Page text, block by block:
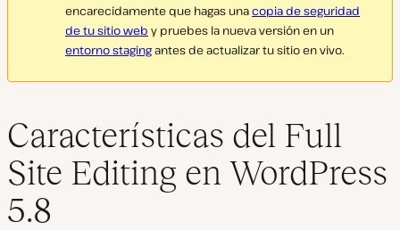
encarecidamente que hagas unacopia de seguridad
de tu sitio web y pruebes la nueva versión en un
entorno stagingantes de actualizar tu sitio en vivo.
Características del Full
Site Editing en WordPress
5.8